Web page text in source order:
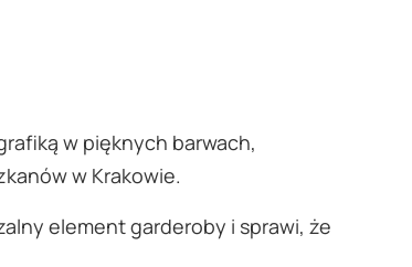
w pięknych barwach,
w Krakowie.
element garderoby i sprawi, że